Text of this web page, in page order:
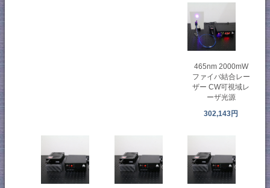
465nm 2000mW
ファイバ結合レー
ザー CW可視域レ
ーザ光源
302,143円